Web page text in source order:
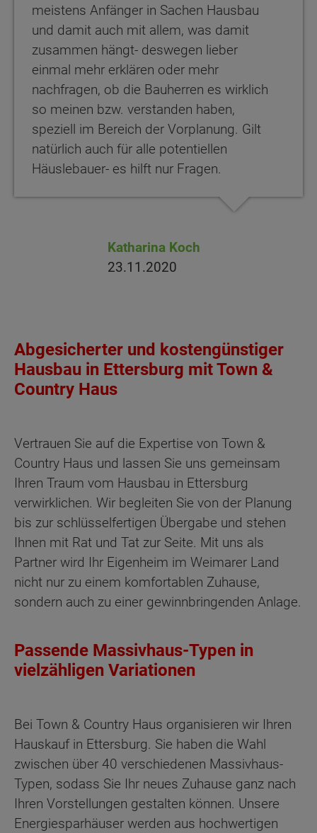
meistens Anfänger in Sachen Hausbau
und damit auch mit allem, was damit
zusammen hängt- deswegen lieber
einmal mehr erklären oder mehr
nachfragen, ob die Bauherren es wirklich
so meinen bzw. verstanden haben,
speziell im Bereich der Vorplanung. Gilt
natürlich auch für alle potentiellen
Häuslebauer- es hilft nur Fragen.
Katharina Koch
23.11.2020
Abgesicherter und kostengünstiger
Hausbau in Ettersburg mit Town &
Country Haus
Vertrauen Sie auf die Expertise von Town &
Country Haus und lassen Sie uns gemeinsam
Ihren Traum vom Hausbau in Ettersburg
verwirklichen. Wir begleiten Sie von der Planung
bis zur schlüsselfertigen Übergabe und stehen
Ihnen mit Rat und Tat zur Seite. Mit uns als
Partner wird Ihr Eigenheim im Weimarer Land
nicht nur zu einem komfortablen Zuhause,
sondern auch zu einer gewinnbringenden Anlage.
Passende Massivhaus-Typen in
vielzähligen Variationen
Bei Town & Country Haus organisieren wir Ihren
Hauskauf in Ettersburg. Sie haben die Wahl
zwischen über 40 verschiedenen Massivhaus-
Typen, sodass Sie Ihr neues Zuhause ganz nach
Ihren Vorstellungen gestalten können. Unsere
Energiesparhäuser werden aus hochwertigen